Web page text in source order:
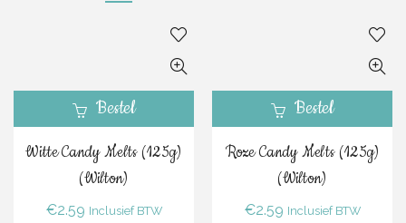
Bestel
Witte Candy Melts (125g)
(Wilton)
€2.59 Inclusief BTW
Bestel
Roze Candy Melts (125g)
(Wilton)
€2.59 Inclusief BTW